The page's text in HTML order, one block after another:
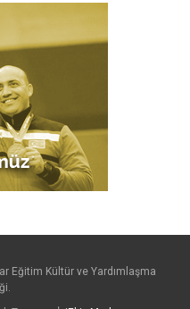
Eğitim Kültür ve Yardımlaşma